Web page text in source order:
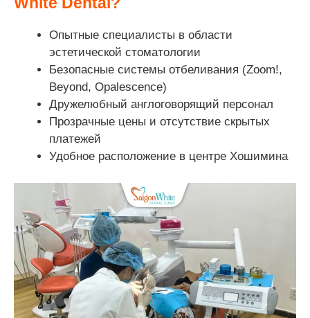
Опытные специалисты в области
эстетической стоматологии
Безопасные системы отбеливания (Zoom!,
Beyond, Opalescence)
Дружелюбный англоговорящий персонал
Прозрачные цены и отсутствие скрытых
платежей
Удобное расположение в центре Хошимина